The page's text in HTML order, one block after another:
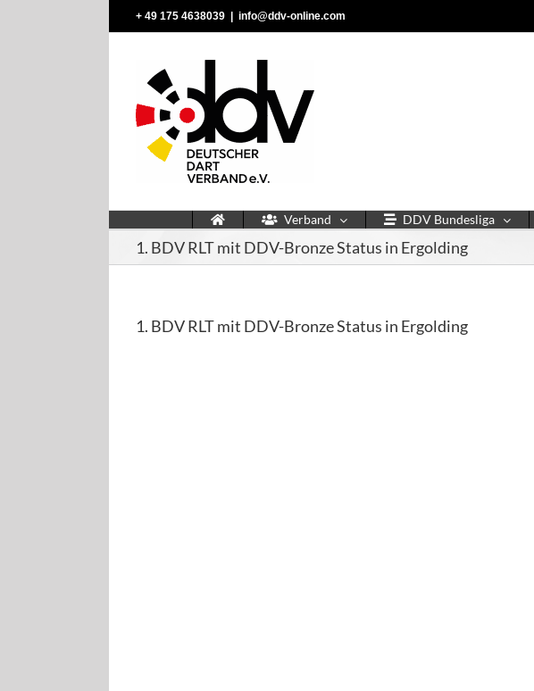
‭+ 49 175 4638039‬ | info@ddv-online.com
Verband DDV Bundesliga
1. BDV RLT mit DDV-Bronze Status in Ergolding
1. BDV RLT mit DDV-Bronze Status in Ergolding